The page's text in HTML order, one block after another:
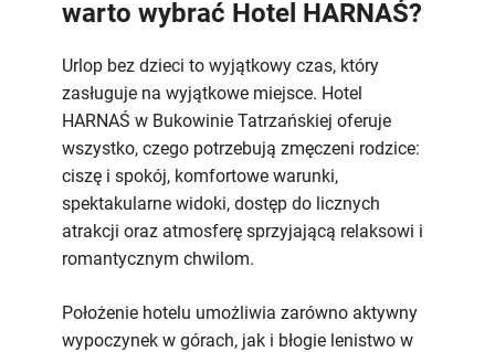
warto wybrać Hotel HARNAŚ?
Urlop bez dzieci to wyjątkowy czas, który
zasługuje na wyjątkowe miejsce. Hotel
HARNAŚ w Bukowinie Tatrzańskiej oferuje
wszystko, czego potrzebują zmęczeni rodzice:
ciszę i spokój, komfortowe warunki,
spektakularne widoki, dostęp do licznych
atrakcji oraz atmosferę sprzyjającą relaksowi i
romantycznym chwilom.
Położenie hotelu umożliwia zarówno aktywny
wypoczynek w górach, jak i błogie lenistwo w